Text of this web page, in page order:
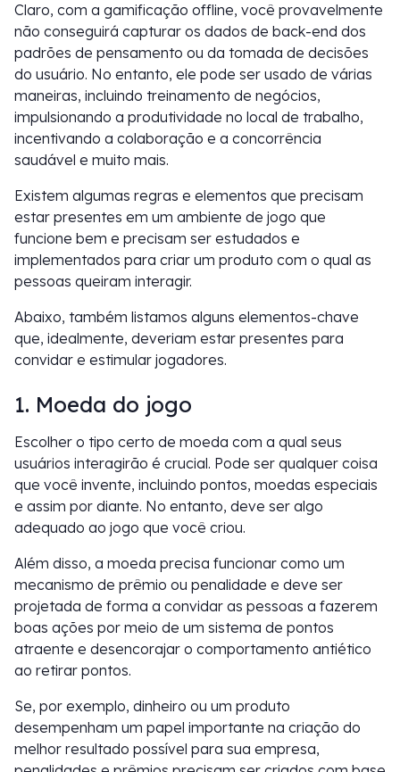
Claro, com a gamificação offline, você provavelmente
não conseguirá capturar os dados de back-end dos
padrões de pensamento ou da tomada de decisões
do usuário. No entanto, ele pode ser usado de várias
maneiras, incluindo treinamento de negócios,
impulsionando a produtividade no local de trabalho,
incentivando a colaboração e a concorrência
saudável e muito mais.
Existem algumas regras e elementos que precisam
estar presentes em um ambiente de jogo que
funcione bem e precisam ser estudados e
implementados para criar um produto com o qual as
pessoas queiram interagir.
Abaixo, também listamos alguns elementos-chave
que, idealmente, deveriam estar presentes para
convidar e estimular jogadores.
1. Moeda do jogo
Escolher o tipo certo de moeda com a qual seus
usuários interagirão é crucial. Pode ser qualquer coisa
que você invente, incluindo pontos, moedas especiais
e assim por diante. No entanto, deve ser algo
adequado ao jogo que você criou.
Além disso, a moeda precisa funcionar como um
mecanismo de prêmio ou penalidade e deve ser
projetada de forma a convidar as pessoas a fazerem
boas ações por meio de um sistema de pontos
atraente e desencorajar o comportamento antiético
ao retirar pontos.
Se, por exemplo, dinheiro ou um produto
desempenham um papel importante na criação do
melhor resultado possível para sua empresa,